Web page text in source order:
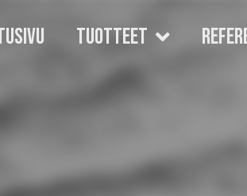
TUOTTEET